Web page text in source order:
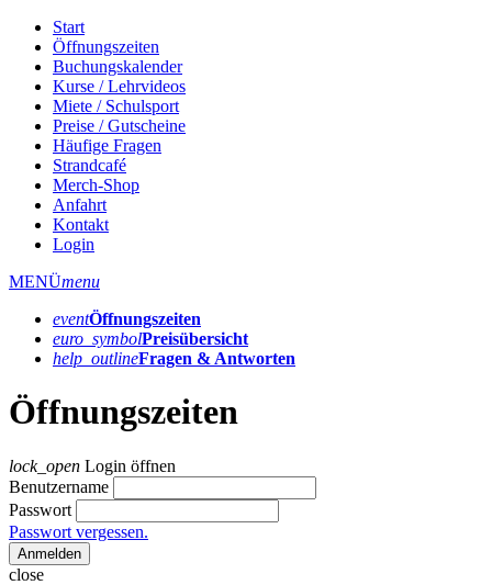
Start
Öffnungszeiten
Buchungskalender
Kurse / Lehrvideos
Miete / Schulsport
Preise / Gutscheine
Häufige Fragen
Strandcafé
Merch-Shop
Anfahrt
Kontakt
Login
MENÜmenu
eventÖffnungs­zeiten
euro_symbolPreis­übersicht
help_outlineFragen & Antworten
Öffnungszeiten
lock_open Login öffnen
Benutzername
Passwort
Passwort vergessen.
Anmelden
close